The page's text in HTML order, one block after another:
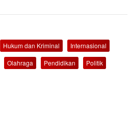
Hukum dan Kriminal
Internasional
Olahraga Pendidikan
Politik